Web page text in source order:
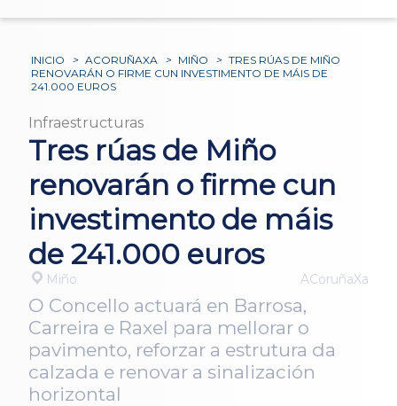
INICIO > ACORUÑAXA > MIÑO > TRES RÚAS DE MIÑO
RENOVARÁN O FIRME CUN INVESTIMENTO DE MÁIS DE
241.000 EUROS
Infraestructuras
Tres rúas de Miño
renovarán o firme cun
investimento de máis
de 241.000 euros
Miño ACoruñaXa
O Concello actuará en Barrosa,
Carreira e Raxel para mellorar o
pavimento, reforzar a estrutura da
calzada e renovar a sinalización
horizontal